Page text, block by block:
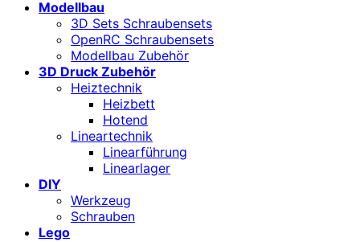
Modellbau
3D Sets Schraubensets
OpenRC Schraubensets
Modellbau Zubehör
3D Druck Zubehör
Heiztechnik
Heizbett
Hotend
Lineartechnik
Linearführung
Linearlager
DIY
Werkzeug
Schrauben
Lego